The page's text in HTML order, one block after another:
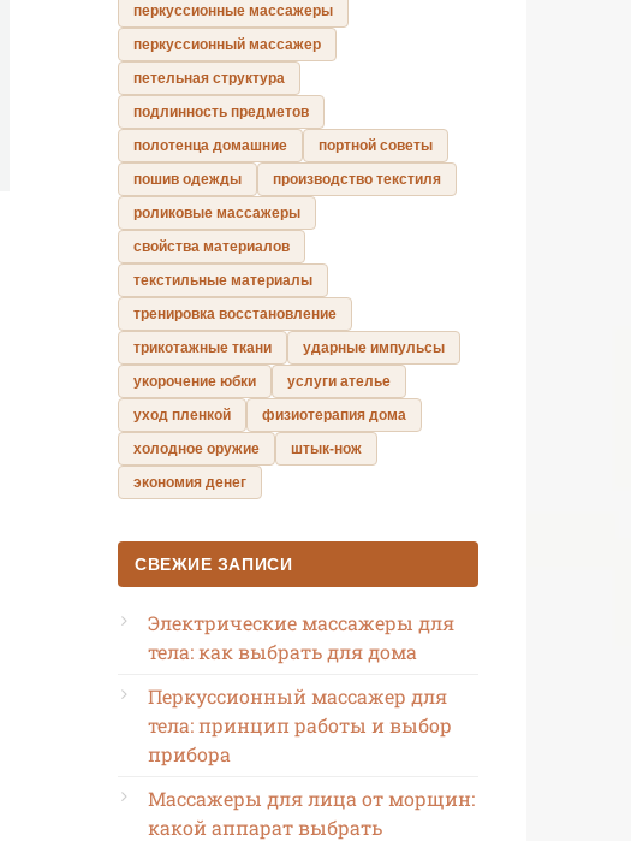
перкуссионные массажеры
перкуссионный массажер
петельная структура
подлинность предметов
полотенца домашние
портной советы
пошив одежды
производство текстиля
роликовые массажеры
свойства материалов
текстильные материалы
тренировка восстановление
трикотажные ткани
ударные импульсы
укорочение юбки
услуги ателье
уход пленкой
физиотерапия дома
холодное оружие
штык-нож
экономия денег
СВЕЖИЕ ЗАПИСИ
Электрические массажеры для
тела: как выбрать для дома
Перкуссионный массажер для
тела: принцип работы и выбор
прибора
Массажеры для лица от морщин:
какой аппарат выбрать